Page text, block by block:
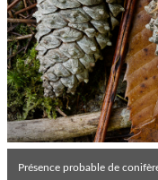
Présence probable de